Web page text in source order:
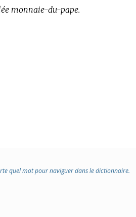
monnaie-du-pape.
quel mot pour naviguer dans le dictionnaire.